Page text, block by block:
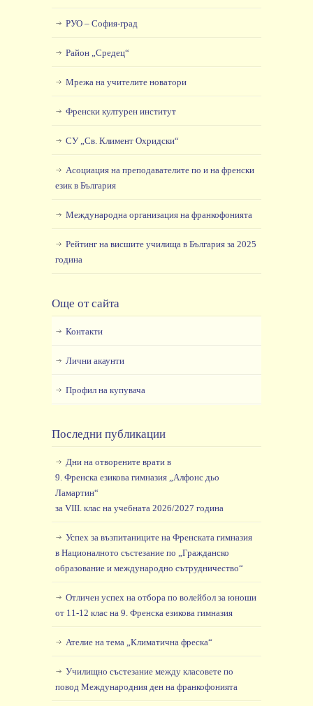
РУО – София-град
Район „Средец“
Мрежа на учителите новатори
Френски културен институт
СУ „Св. Климент Охридски“
Асоциация на преподавателите по и на френски
език в България
Международна организация на франкофонията
Рейтинг на висшите училища в България за 2025
година
Още от сайта
Контакти
Лични акаунти
Профил на купувача
Последни публикации
Дни на отворените врати в
9. Френска езикова гимназия „Алфонс дьо
Ламартин“
за VIII. клас на учебната 2026/2027 година
Успех за възпитаниците на Френската гимназия
в Националното състезание по „Гражданско
образование и международно сътрудничество“
Отличен успех на отбора по волейбол за юноши
от 11-12 клас на 9. Френска езикова гимназия
Ателие на тема „Климатична фреска“
Училищно състезание между класовете по
повод Международния ден на франкофонията